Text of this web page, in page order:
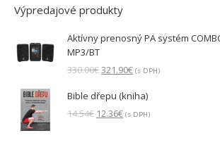
Výpredajové produkty
Aktívny prenosný PA systém
MP3/BT
330.00€Pôvodná
bola:
330.00€.
321.90€Aktuálna
je:
321.90€.
(s DPH)
Bible dřepu (kniha)
14.54€ Pôvodná
12.36€Aktuálna
(s DPH)